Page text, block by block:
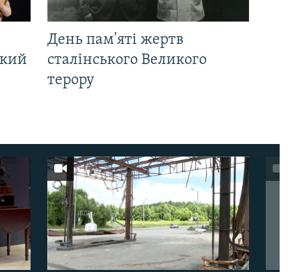
День пам'яті жертв
сталінського Великого
терору